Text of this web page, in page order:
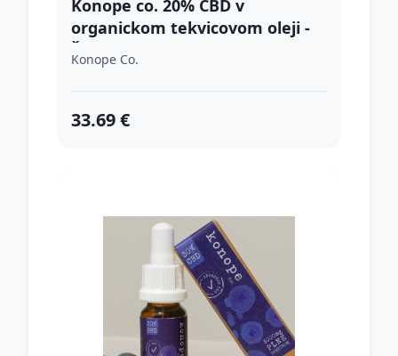
Konope co. 20% CBD v
organickom tekvicovom oleji -
Široké Spektrum 2000mg
Konope Co.
33.69 €